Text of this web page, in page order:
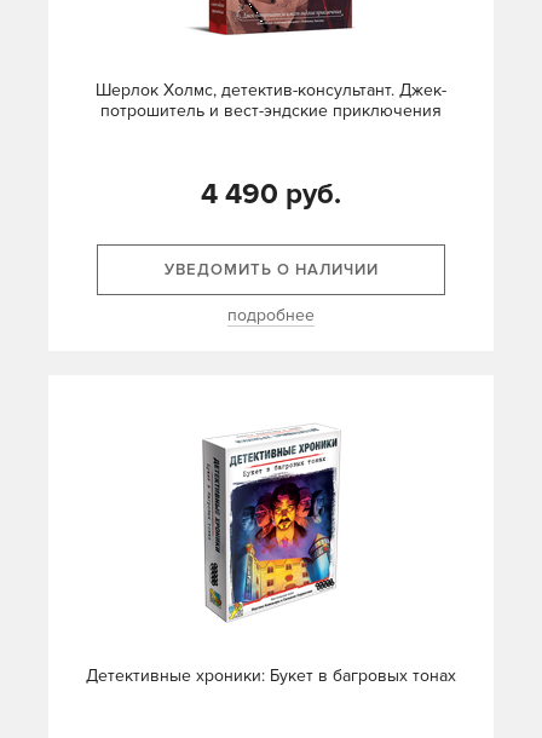
Шерлок Холмс, детектив-консультант. Джек-
потрошитель и вест-эндские приключения
4 490 руб.
УВЕДОМИТЬ О НАЛИЧИИ
подробнее
Детективные хроники: Букет в багровых тонах